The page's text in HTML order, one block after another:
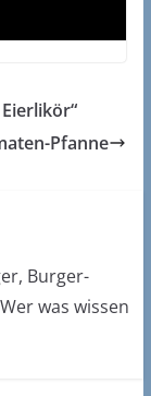
Pfanne
Burger-
was wissen